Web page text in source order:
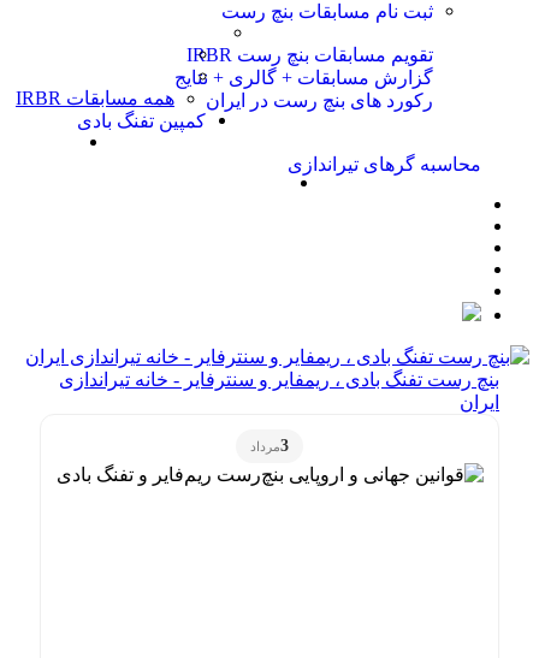
ثبت نام مسابقات بنچ رست
تقویم مسابقات بنچ رست IRBR
گزارش مسابقات + گالری + نتایج
رکورد های بنچ رست در ایران
همه مسابقات IRBR
کمپین تفنگ بادی
محاسبه گرهای تیراندازی
بنچ رست تفنگ بادی ، ریمفایر و سنترفایر - خانه تیراندازی
ایران
3مرداد